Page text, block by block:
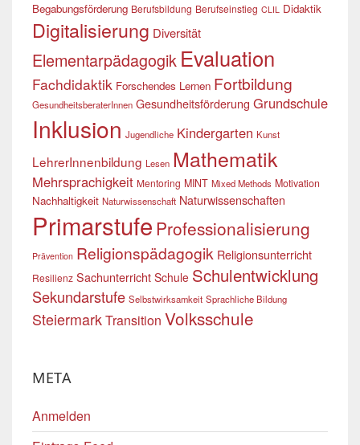
Begabungsförderung Berufsbildung Berufseinstieg CLIL Didaktik
Digitalisierung Diversität
Elementarpädagogik Evaluation
Fachdidaktik Forschendes Lernen Fortbildung
GesundheitsberaterInnen Gesundheitsförderung Grundschule
Inklusion Jugendliche Kindergarten Kunst
LehrerInnenbildung Lesen Mathematik
Mehrsprachigkeit Mentoring MINT Mixed Methods Motivation
Nachhaltigkeit Naturwissenschaft Naturwissenschaften
Primarstufe Professionalisierung
Prävention Religionspädagogik Religionsunterricht
Resilienz Sachunterricht Schule Schulentwicklung
Sekundarstufe Selbstwirksamkeit Sprachliche Bildung
SteiermarkTransition Volksschule
META
Anmelden